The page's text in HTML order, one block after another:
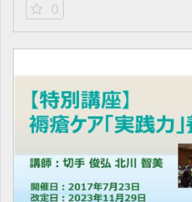
0